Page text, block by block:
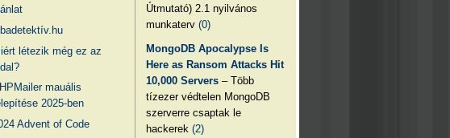
Útmutató) 2.1 nyilvános
munkaterv(0)
MongoDB Apocalypse Is
Here as Ransom Attacks Hit
10,000 Servers – Több
tízezer védtelen MongoDB
szerverre csaptak le
hackerek(2)
létezik még ez az
mauális
2025-ben
Advent of Code